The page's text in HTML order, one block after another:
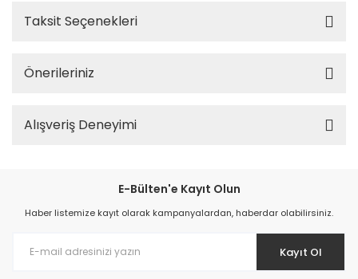
Taksit Seçenekleri
Önerileriniz
Alışveriş Deneyimi
E-Bülten'e Kayıt Olun
Haber listemize kayıt olarak kampanyalardan, haberdar olabilirsiniz.
Kayıt Ol